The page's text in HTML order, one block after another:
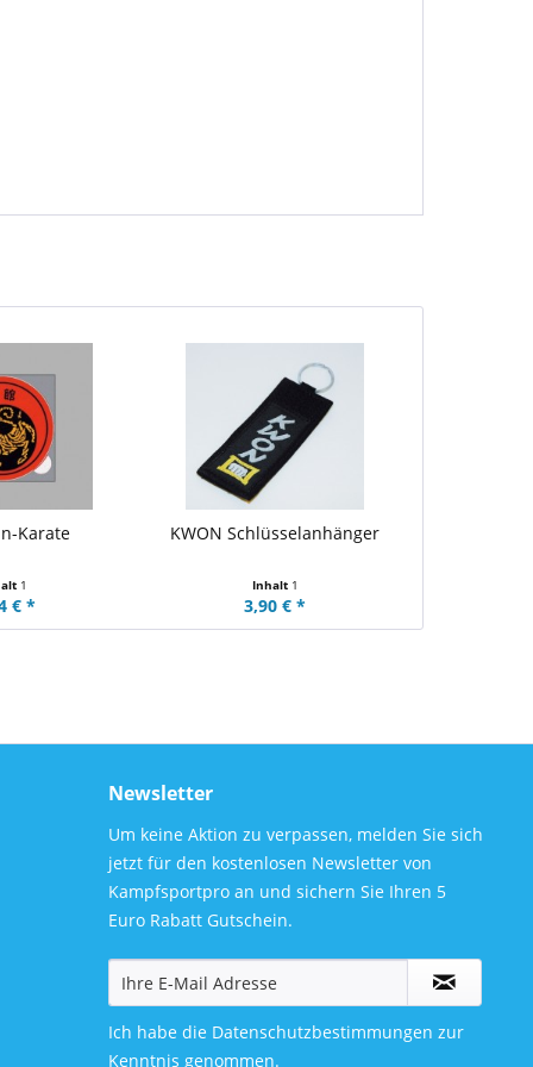
Karate
1
€ *
KWON Schlüsselanhänger
Inhalt 1
3,90 € *
Newsletter
Um keine Aktion zu verpassen, melden Sie sich
jetzt für den kostenlosen Newsletter von
Kampfsportpro an und sichern Sie Ihren 5
Euro Rabatt Gutschein.
Ich habe die Datenschutzbestimmungen zur
Kenntnis genommen.